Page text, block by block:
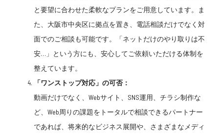
と要望に合わせた柔軟なプランをご用意しています。ま
た、大阪市中央区に拠点を置き、電話相談だけでなく対
面でのご相談も可能です。「ネットだけのやり取りは不
安…」という方にも、安心してご依頼いただける体制を
整えています。
「ワンストップ対応」の可否：
動画だけでなく、Webサイト、SNS運用、チラシ制作な
ど、Web周りの課題をトータルで相談できるパートナー
であれば、将来的なビジネス展開や、さまざまなメディ